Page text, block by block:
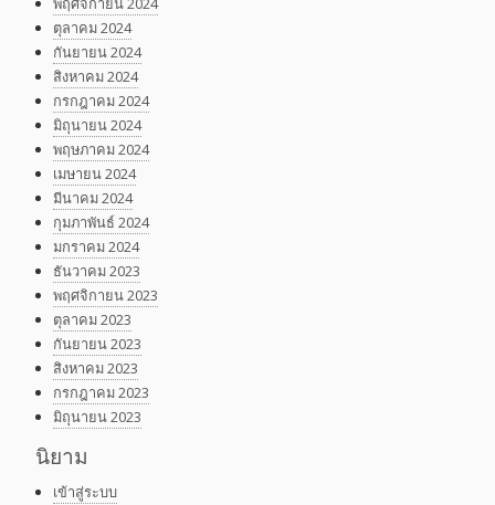
ตุลาคม 2024
กันยายน 2024
สิงหาคม 2024
กรกฎาคม 2024
มิถุนายน 2024
พฤษภาคม 2024
เมษายน 2024
มีนาคม 2024
กุมภาพันธ์ 2024
มกราคม 2024
ธันวาคม 2023
พฤศจิกายน 2023
ตุลาคม 2023
กันยายน 2023
สิงหาคม 2023
กรกฎาคม 2023
มิถุนายน 2023
นิยาม
เข้าสู่ระบบ